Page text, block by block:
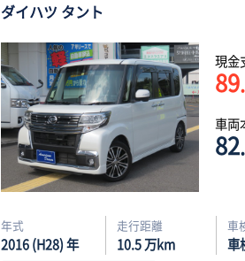
ダイハツ タント
現金
89
車両
82
年式
2016 (H28) 年
走行距離
10.5万km
車
車